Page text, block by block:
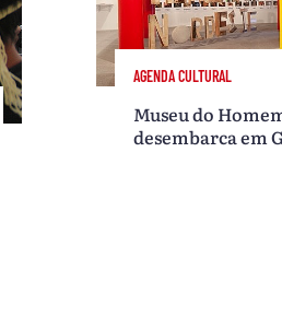
AGENDA CULTURAL
Museu do
desembarca em